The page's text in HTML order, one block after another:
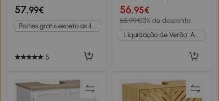
Casa de Banho com 2
Portas e Armazenamento
Interior 57x33x60cm
Branco e Madeira
57,99€
Portes grátis exceto as ilhas
5
Casa de Banho com Porta e
Prateleira Ajustável para
Lavatório com Pedestal
60x30x59,5 cm Madeira e
Preto
56,95€
65,99€13% de desconto
Liquidação de Verão: Até -20%